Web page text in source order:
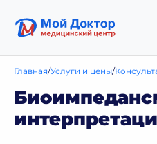
Главная Услуги и цены